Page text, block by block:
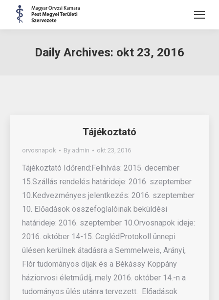
Daily Archives: okt 23, 2016
Tájékoztató
orvosnapok By admin okt 23, 2016
Tájékoztató Időrend:Felhívás: 2015. december
15.Szállás rendelés határideje: 2016. szeptember
10.Kedvezményes jelentkezés: 2016. szeptember
10. Előadások összefoglalóinak beküldési
határideje: 2016. szeptember 10.Orvosnapok ideje:
2016. október 14-15. CeglédProtokoll ünnepi
ülésen kerülnek átadásra a Semmelweis, Arányi,
Flór tudományos díjak és a Békássy Koppány
háziorvosi életműdíj, mely 2016. október 14.-n a
tudományos ülés utánra tervezett. Előadások